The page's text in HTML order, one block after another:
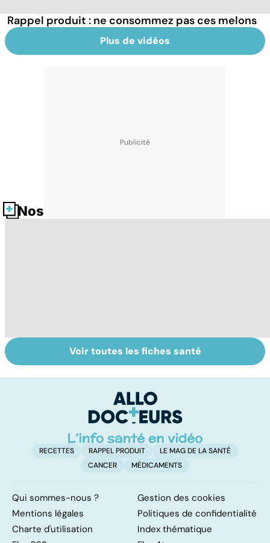
Rappel produit : ne consommez pas ces melons
Plus de vidéos
Nos fiches santé
Alimentation :
nos assiettes
Pesticides :
retour au bio ?
Voir toutes les fiches santé
RECETTES RAPPEL PRODUIT
LE MAG DE LA SANTÉ
CANCER
MÉDICAMENTS
Qui sommes-nous ?
Gestion des cookies
Mentions légales
Politiques de confidentialité
Charte d'utilisation
Index thématique